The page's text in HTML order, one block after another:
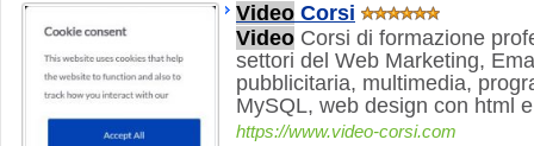
Video Corsi
Video Corsi di formazione
settori del Web Marketing,
pubblicitaria, multimedia,
MySQL, web design con html
https://www.video-corsi.com